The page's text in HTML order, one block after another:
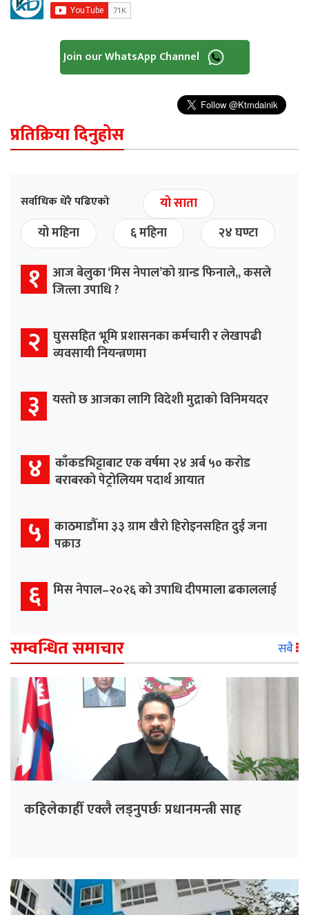
Join our WhatsApp Channel
प्रतिक्रिया दिनुहोस
सर्वाधिक धेरै पढिएको
यो साता
यो महिना
६ महिना २४ घण्टा
१ आज बेलुका ‘मिस नेपाल’को ग्रान्ड फिनाले,, कसले
जित्ला उपाधि ?
२ घुससहित भूमि प्रशासनका कर्मचारी र लेखापढी
व्यवसायी नियन्त्रणमा
३ यस्तो छ आजका लागि विदेशी मुद्राको विनिमयदर
४ काँकडभिट्टाबाट एक वर्षमा २४ अर्ब ५० करोड
बराबरको पेट्रोलियम पदार्थ आयात
५ काठमाडौँमा ३३ ग्राम खैरो हिरोइनसहित दुई जना
पक्राउ
६ मिस नेपाल–२०२६ को उपाधि दीपमाला ढकाललाई
सम्वन्धित समाचार सबै
कहिलेकाहीँ एक्लै लड्नुपर्छः प्रधानमन्त्री साह